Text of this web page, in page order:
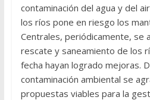
contaminación del agua y del
los ríos pone en riesgo los
Centrales, periódicamente, se
rescate y saneamiento de los
fecha hayan logrado mejoras.
contaminación ambiental se
propuestas viables para la